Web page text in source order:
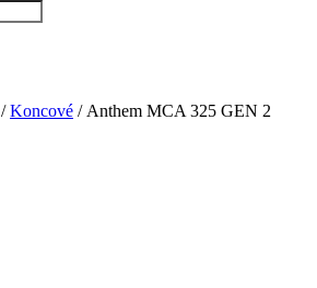
/Koncové / Anthem MCA 325 GEN 2